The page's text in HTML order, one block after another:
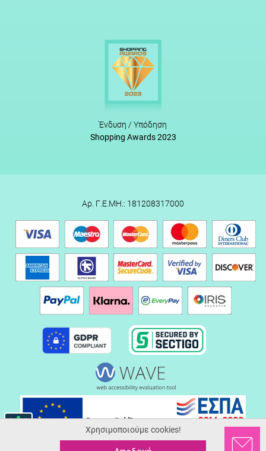
Ένδυση / Υπόδηση
Shopping Awards 2023
Αρ. Γ.Ε.ΜΗ.: 181208317000
Χρησιμοποιούμε cookies!